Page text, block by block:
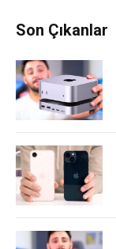
Son Çıkanlar